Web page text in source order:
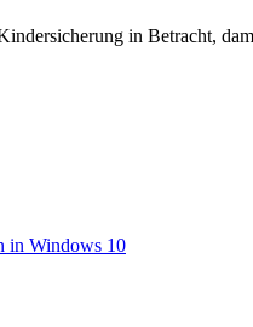
in Betracht,
in Windows 10